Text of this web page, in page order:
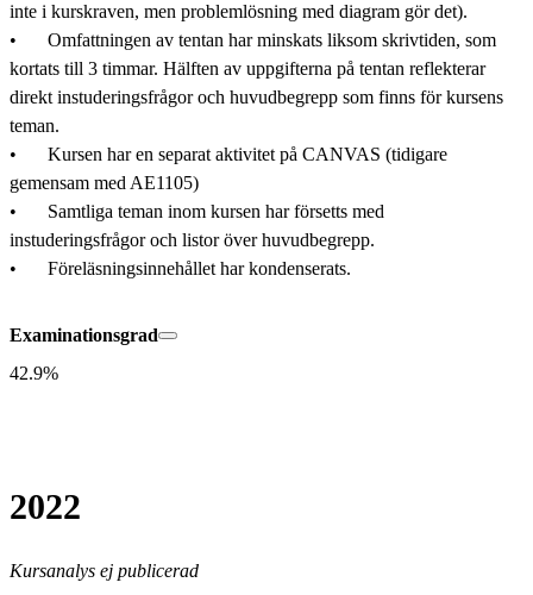
inte i kurskraven, men problemlösning med diagram gör det).
•	Omfattningen av tentan har minskats liksom skrivtiden, som
kortats till 3 timmar. Hälften av uppgifterna på tentan reflekterar
direkt instuderingsfrågor och huvudbegrepp som finns för kursens
teman.
•	Kursen har en separat aktivitet på CANVAS (tidigare
gemensam med AE1105)
•	Samtliga teman inom kursen har försetts med
instuderingsfrågor och listor över huvudbegrepp.
•	Föreläsningsinnehållet har kondenserats.
Examinationsgrad
42.9%
2022
Kursanalys ej publicerad